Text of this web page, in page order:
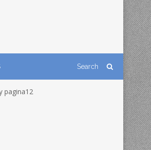
pagina12